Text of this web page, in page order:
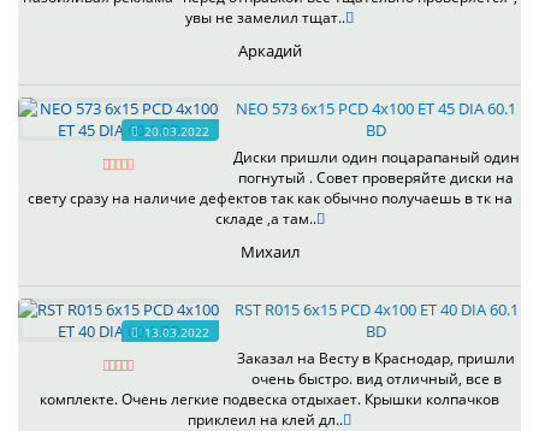
увы не замелил тщат..
Аркадий
20.03.2022
NEO 573 6x15 PCD 4x100 ET 45 DIA 60.1
BD
Диски пришли один поцарапаный один
погнутый . Совет проверяйте диски на
свету сразу на наличие дефектов так как обычно получаешь в тк на
складе ,а там..
Михаил
13.03.2022
RST R015 6x15 PCD 4x100 ET 40 DIA 60.1
BD
Заказал на Весту в Краснодар, пришли
очень быстро. вид отличный, все в
комплекте. Очень легкие подвеска отдыхает. Крышки колпачков
приклеил на клей дл..